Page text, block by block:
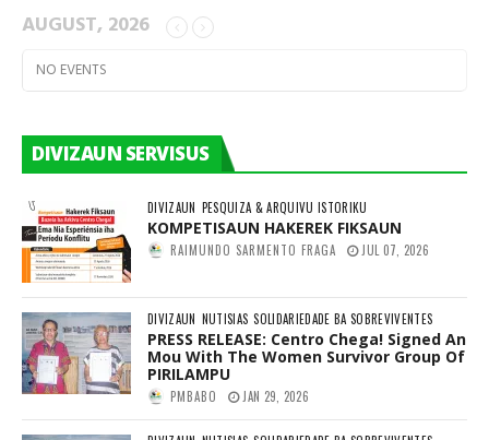
AUGUST, 2026
NO EVENTS
DIVIZAUN SERVISUS
DIVIZAUN PESQUIZA & ARQUIVU ISTORIKU
KOMPETISAUN HAKEREK FIKSAUN
RAIMUNDO SARMENTO FRAGA JUL 07, 2026
DIVIZAUN NUTISIAS SOLIDARIEDADE BA SOBREVIVENTES
PRESS RELEASE: Centro Chega! Signed An
Mou With The Women Survivor Group Of
PIRILAMPU
PMBABO JAN 29, 2026